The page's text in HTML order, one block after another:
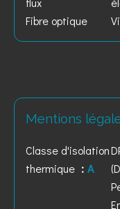
Fibre optique
Mentions
Classe d'isolation
thermique
A